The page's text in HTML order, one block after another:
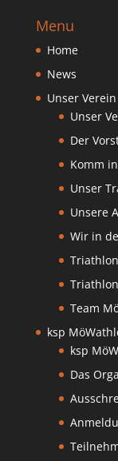
Menu
Home
News
Unser Verein
Unser
Der
Komm
Unser
Unsere
Wir in
Team
ksp
ksp
Das